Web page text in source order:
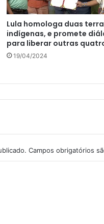
Lula homologa duas
indígenas, e promete
para liberar outras
19/04/2024
Campos obrigatórios